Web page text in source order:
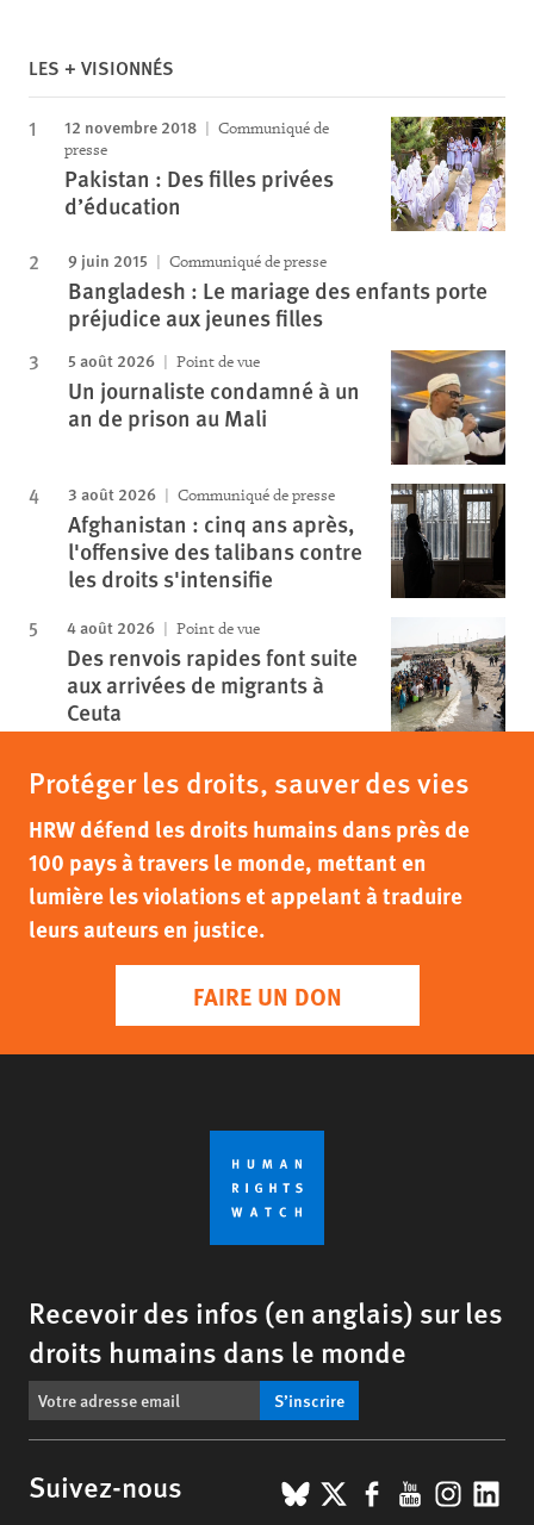
LES + VISIONNÉS
12 novembre 2018
Communiqué de
presse
Pakistan : Des filles privées
d’éducation
9 juin 2015 Communiqué de presse
Bangladesh : Le mariage des enfants porte
préjudice aux jeunes filles
5 août 2026 Point de vue
Un journaliste condamné à un
an de prison au Mali
3 août 2026 Communiqué de presse
Afghanistan : cinq ans après,
l'offensive des talibans contre
les droits s'intensifie
4 août 2026 Point de vue
Des renvois rapides font suite
aux arrivées de migrants à
Ceuta
Protéger les droits, sauver des vies
HRW défend les droits humains dans près de
100 pays à travers le monde, mettant en
lumière les violations et appelant à traduire
leurs auteurs en justice.
FAIRE UN DON
Recevoir des infos (en anglais) sur les
droits humains dans le monde
S’inscrire
Suivez-nous BlueSky
X Facebook
YouTube